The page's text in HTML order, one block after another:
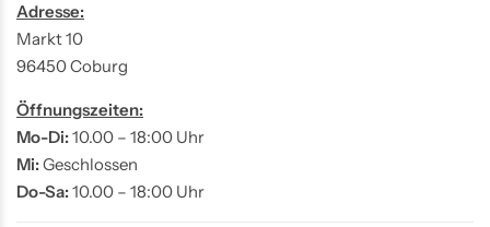
Adresse:
Markt 10
96450 Coburg
Öffnungszeiten:
Mo-Di:10.00 – 18:00 Uhr
Mi:Geschlossen
Do-Sa:10.00 – 18:00 Uhr